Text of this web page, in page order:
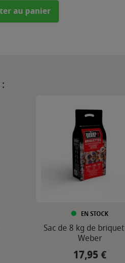
au panier
EN STOCK
Sac de 8 kg de
Weber
Prix
17,95 €